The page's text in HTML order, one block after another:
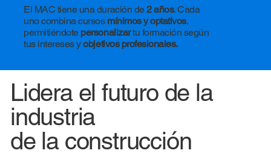
El MAC tiene una duración de2 años. Cada
uno combina cursos mínimos y optativos,
permitiéndote personalizartu formación según
tus intereses yobjetivos profesionales.
Lidera el futuro de la
industria
de la construcción